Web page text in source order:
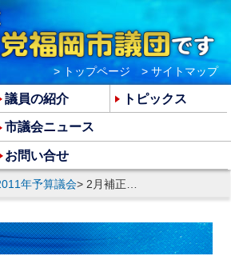
年予算議会> 2月補正予算関連議案に対する反対討論
議員の紹介 トピックス
市議会ニュース
お問い合せ
> トップページ > サイトマップ